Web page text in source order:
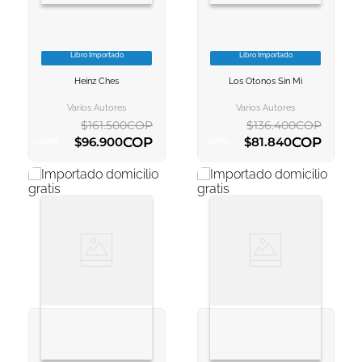
VER INFORMACION
Libro Importado
Heinz Ches
Varios Autores
$161.500COP
$96.900COP
AGREGAR AL CARRITO
VER INFORMACION
Libro Importado
Los Otonos Sin Mi
Varios Autores
$136.400COP
$81.840COP
AGREGAR AL CARRITO